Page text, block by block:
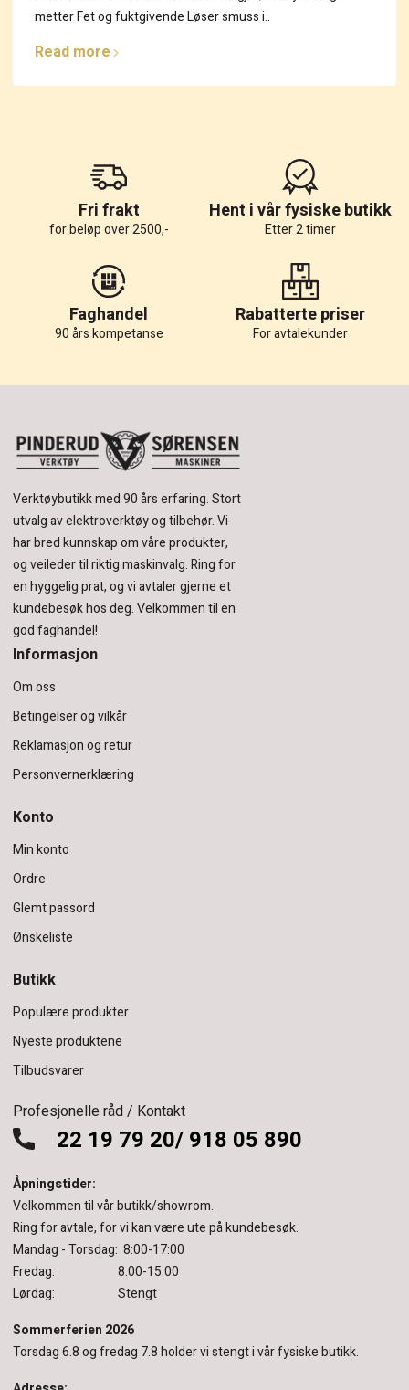
metter Fet og fuktgivende Løser smuss i..
Read more
Fri frakt
for beløp over 2500,-
Hent i vår fysiske butikk
Etter 2 timer
Faghandel
90 års kompetanse
Rabatterte priser
For avtalekunder
Verktøybutikk med 90 års erfaring.Stort
utvalg av elektroverktøy og tilbehør.Vi
har bred kunnskap om våre produkter,
og veileder til riktig maskinvalg. Ring for
en hyggelig prat, og vi avtaler gjerne et
kundebesøk hos deg.Velkommen til en
god faghandel!
Informasjon
Om oss
Betingelser og vilkår
Reklamasjon og retur
Personvernerklæring
Konto
Min konto
Ordre
Glemt passord
Ønskeliste
Butikk
Populære produkter
Nyeste produktene
Tilbudsvarer
Profesjonelle råd / Kontakt
22 19 79 20/ 918 05 890
Åpningstider:
Velkommen til vår butikk/showrom.
Ring for avtale, for vi kan være ute på kundebesøk.
Mandag - Torsdag: 8:00-17:00
Fredag: 8:00-15:00
Lørdag: Stengt
Sommerferien 2026
Torsdag 6.8 og fredag 7.8 holder vi stengt i vår fysiske butikk.